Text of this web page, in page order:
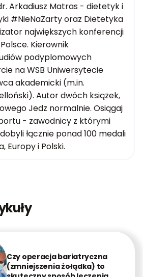
Arkadiusz Matras - dietetyk i
#NieNaŻarty oraz Dietetyka
największych konferencji
Kierownik
podyplomowych
na WSB Uniwersytecie
akademicki (m.in.
Autor dwóch książek,
Jedz normalnie. Osiągaj
- zawodnicy z którymi
łącznie ponad 100 medali
Europy i Polski.
Czy operacja bariatryczna
(zmniejszenia żołądka) to